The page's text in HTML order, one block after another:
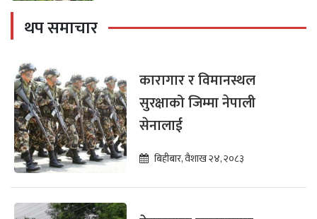
थप समाचार
कारागार र विमानस्थल
सुरक्षाको जिम्मा नेपाली
सेनालाई
बिहीबार, वैशाख २४, २०८३